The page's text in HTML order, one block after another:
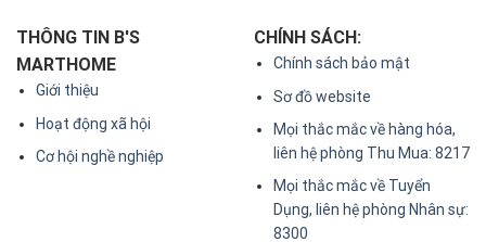
THÔNG TIN B'S
MARTHOME
Giới thiệu
Hoạt động xã hội
Cơ hội nghề nghiệp
CHÍNH SÁCH:
Chính sách bảo mật
Sơ đồ website
Mọi thắc mắc về hàng hóa,
liên hệ phòng Thu Mua: 8217
Mọi thắc mắc về Tuyển
Dụng, liên hệ phòng Nhân sự:
8300